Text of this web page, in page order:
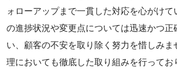
ォローアップまで一貫した対応を心がけ
の進捗状況や変更点については迅速かつ正
い、顧客の不安を取り除く努力を惜しみま
理においても徹底した取り組みを行ってお